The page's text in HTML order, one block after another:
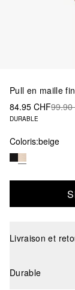
Pull en maille
84.95 CHF99.90
DURABLE
Coloris:beige
Livraison et
Durable